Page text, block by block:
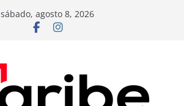
sábado, agosto 8, 2026